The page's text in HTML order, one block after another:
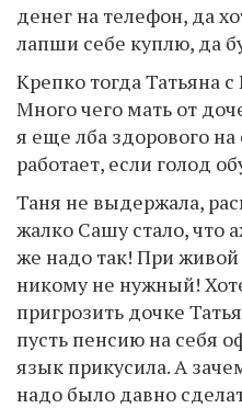
денег на телефон, да
лапши себе куплю, да
Крепко тогда Татьяна
Много чего мать от
я еще лба здорового
работает, если голод
Таня не выдержала,
жалко Сашу стало, что
же надо так! При
никому не нужный!
пригрозить дочке
пусть пенсию на себя
язык прикусила. А
надо было давно